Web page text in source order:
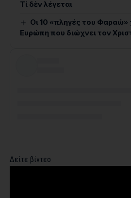
Τί δὲν λέγεται
Οι 10 «πληγές του Φαραώ»
Ευρώπη που διώχνει τον
Δείτε βίντεο